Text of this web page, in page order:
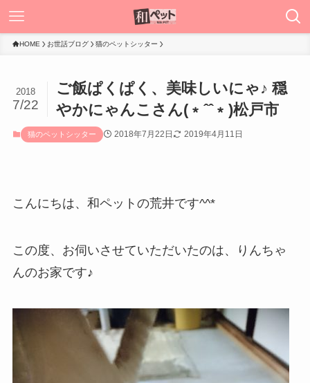
HOME お世話ブログ 猫のペットシッター
ご飯ぱくぱく、美味しいにゃ♪ 穏
やかにゃんこさん(﹡ˆˆ﹡)松戸市
2018
7/22
猫のペットシッター 2018年7月22日 2019年4月11日
こんにちは、和ペットの荒井です^^*
この度、お伺いさせていただいたのは、りんちゃ
んのお家です♪